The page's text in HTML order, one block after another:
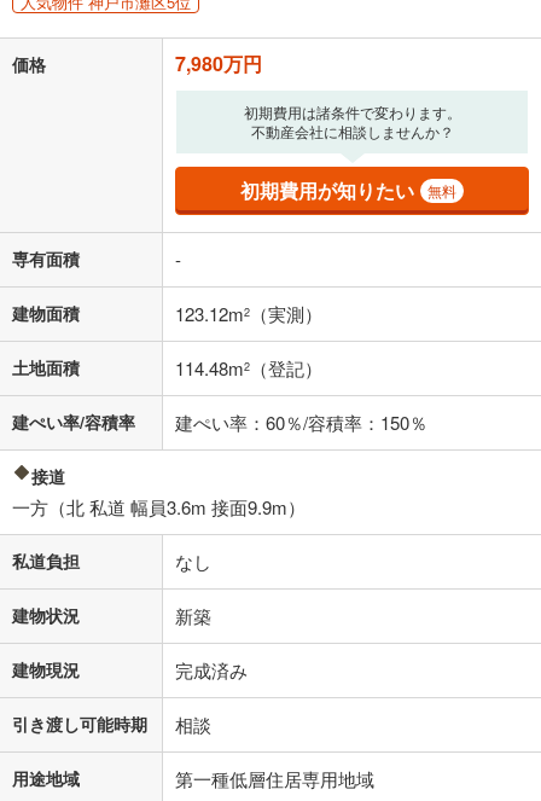
る値は、実際の金融機関等における貸出金利とは何ら関係がなく、実際
の金融機関等における貸出金利を何ら保証するものではありません。返
済方法「元利均等返済」にて算出しております。入力された金利を35年
適用した場合の計算結果を表示しています。
その他月額費用や、初期費用がかかります。ご注意ください。実際にお
借り入れの際は各金融機関等に、必ずご自身でご確認をお願いいたしま
条件によってお借り入れができないことがあります。
不動産会社に購入相談をする 無料
閉じる
価格 7,980万円
初期費用は諸条件で変わります。
不動産会社に相談しませんか？
初期費用が知りたい 無料
専有面積 -
建物面積 123.12m2 （実測）
土地面積 114.48m2 （登記）
建ぺい率/容積率 建ぺい率：60％/容積率：150％
接道
一方（北 私道 幅員3.6m 接面9.9m）
私道負担 なし
建物状況 新築
建物現況 完成済み
引き渡し可能時期 相談
用途地域 第一種低層住居専用地域